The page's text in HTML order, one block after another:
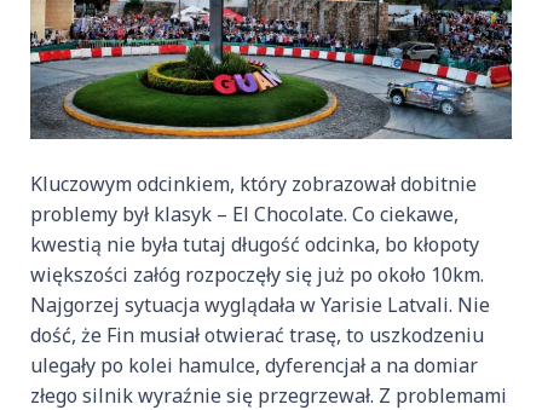
Kluczowym odcinkiem, który zobrazował dobitnie
problemy był klasyk – El Chocolate. Co ciekawe,
kwestią nie była tutaj długość odcinka, bo kłopoty
większości załóg rozpoczęły się już po około 10km.
Najgorzej sytuacja wyglądała w Yarisie Latvali. Nie
dość, że Fin musiał otwierać trasę, to uszkodzeniu
ulegały po kolei hamulce, dyferencjał a na domiar
złego silnik wyraźnie się przegrzewał. Z problemami